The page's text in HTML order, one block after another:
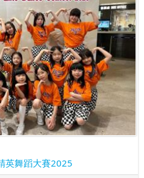
英舞蹈大賽2025